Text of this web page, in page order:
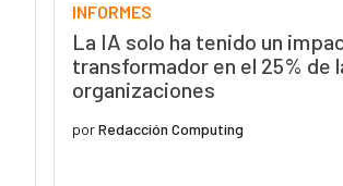
INFORMES
La IA solo ha tenido un
transformador en el 25% de
organizaciones
porRedacción Computing